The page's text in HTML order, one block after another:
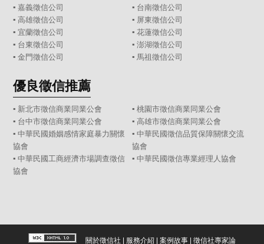
▪嘉義徵信公司 ▪ 台南徵信公司
▪高雄徵信公司 ▪ 屏東徵信公司
▪宜蘭徵信公司 ▪ 花蓮徵信公司
▪ 台東徵信公司 ▪ 澎湖徵信公司
▪金門徵信公司 ▪ 馬祖徵信公司
優良徵信推薦
▪ 新北市徵信商業同業公會
▪ 桃園市徵信商業同業公會
▪ 台中市徵信商業同業公會
▪ 高雄市徵信商業同業公會
▪ 中華民國婚姻感情家庭暴力關懷
協會
▪ 中華民國徵信品質保障關懷交流
協會
▪ 中華民國工商經濟市場調查徵信
協會
▪ 中華民國徵信專業經理人協會
關於徵信社 | 服務介紹| 案例故事| 徵信社專家論